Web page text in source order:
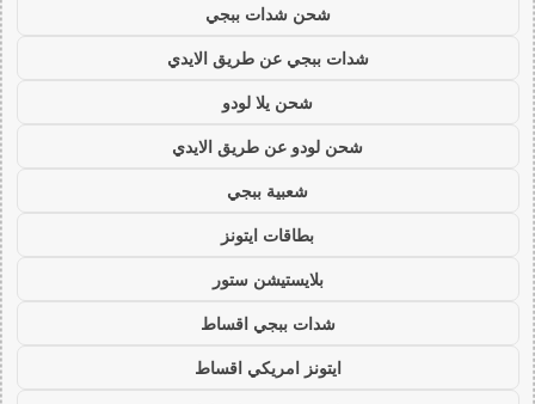
شحن شدات ببجي
شدات ببجي عن طريق الايدي
شحن يلا لودو
شحن لودو عن طريق الايدي
شعبية ببجي
بطاقات ايتونز
بلايستيشن ستور
شدات ببجي اقساط
ايتونز امريكي اقساط